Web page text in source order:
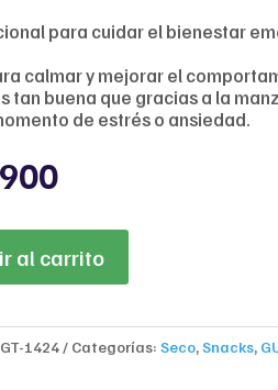
para cuidar el bienestar
calmar y mejorar el
tan buena que gracias a la
de estrés o ansiedad.
Current
price
is:
$11,900.
al carrito
GT-1424 Categorías: Seco,Snacks,